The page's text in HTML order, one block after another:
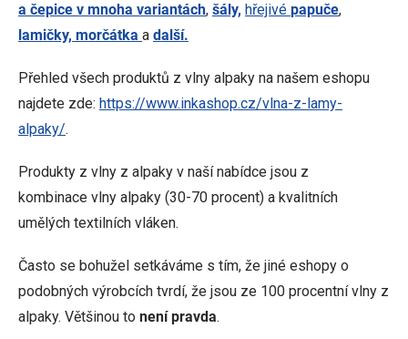
a čepice v mnoha variantách, šály, hřejivé papuče,
lamičky, morčátka a další.
Přehled všech produktů z vlny alpaky na našem eshopu
najdete zde: https://www.inkashop.cz/vlna-z-lamy-
alpaky/.
Produkty z vlny z alpaky v naší nabídce jsou z
kombinace vlny alpaky (30-70 procent) a kvalitních
umělých textilních vláken.
Často se bohužel setkáváme s tím, že jiné eshopy o
podobných výrobcích tvrdí, že jsou ze 100 procentní vlny z
alpaky. Většinou to není pravda.